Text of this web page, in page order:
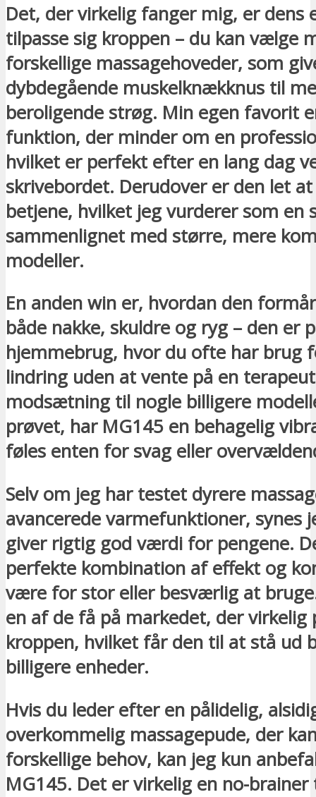
Det, der virkelig fanger mig, er dens
tilpasse sig kroppen – du kan vælge
forskellige massagehoveder, som
dybdegående muskelknækknus til
beroligende strøg. Min egen favorit
funktion, der minder om en
hvilket er perfekt efter en lang dag
skrivebordet. Derudover er den let
betjene, hvilket jeg vurderer som en
sammenlignet med større, mere
modeller.
En anden win er, hvordan den
både nakke, skuldre og ryg – den er
hjemmebrug, hvor du ofte har brug
lindring uden at vente på en
modsætning til nogle billigere
prøvet, har MG145 en behagelig
føles enten for svag eller
Selv om jeg har testet dyrere
avancerede varmefunktioner, synes
giver rigtig god værdi for pengene.
perfekte kombination af effekt og
være for stor eller besværlig at
en af de få på markedet, der virkelig
kroppen, hvilket får den til at stå ud
billigere enheder.
Hvis du leder efter en pålidelig,
overkommelig massagepude, der
forskellige behov, kan jeg kun
MG145. Det er virkelig en no-